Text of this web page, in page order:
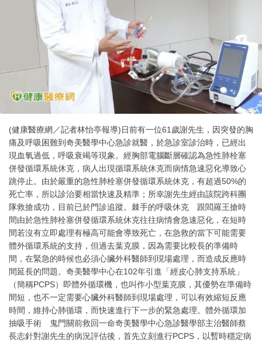
(健康醫療網／記者林怡亭報導)日前有一位61歲謝先生，因突發的胸
痛及呼吸困難到奇美醫學中心急診就醫，於急診室診治時，已經出
現血氧過低，呼吸衰竭等現象。經胸部電腦斷層確認為急性肺栓塞
併發循環系統休克，病人出現循環系統休克而病情急速惡化導致心
跳停止。由於嚴重的急性肺栓塞併發循環系統休克，有超過50%的
死亡率，所以診治要相當快速及精準；所幸謝先生經由該院跨科團
隊救搶成功，目前已於門診追蹤。棘手的呼吸休克 跟閻羅王搶時
間由於急性肺栓塞併發循環系統休克往往病情會急速惡化，在短時
間若沒有立即處理有極高可能會導致死亡，在急救的當下可能需要
體外循環系統的支持，但過去葉克膜，因為需要比較長的準備時
間，在緊急的時候也必須心臟外科醫師到現場處理，而造成反應時
間延長的問題。奇美醫學中心在102年引進「經皮心肺支持系統」
（簡稱PCPS）即體外循環機，也叫作小型葉克膜，其優勢在準備時
間短，也不一定需要心臟外科醫師到現場處理，可以有效縮短反應
時間，維持心肺循環，而快速進行下一步的緊急處理。體外循環加
抽吸手術 鬼門關前救回一命奇美醫學中心急診醫學部主治醫師蔡
長志針對謝先生的病況評估後，首先立刻進行PCPS，以暫時穩定病